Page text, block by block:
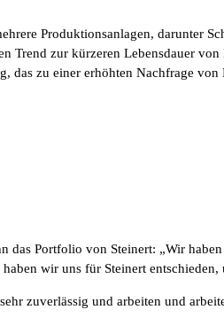
Produktionsanlagen, darunter
Trend zur kürzeren Lebensdauer
das zu einer erhöhten Nachfrage
das Portfolio von Steinert: „Wir
wir uns für Steinert entschieden,
zuverlässig und arbeiten und